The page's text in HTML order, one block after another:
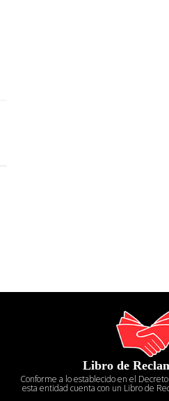
Libro de
Conforme a lo establecido en el
esta entidad cuenta con un Libro de